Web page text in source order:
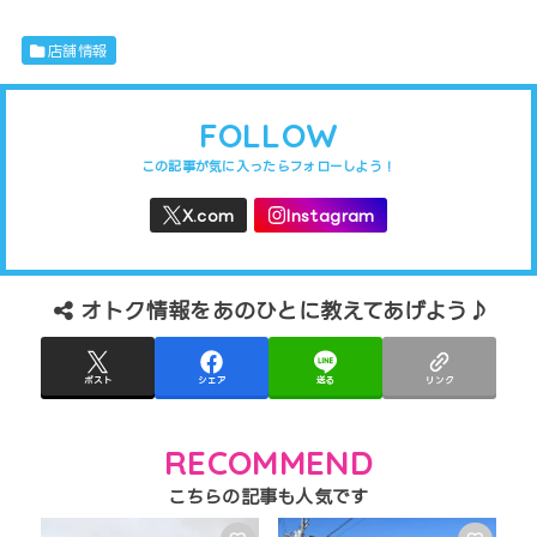
店舗情報
FOLLOW
オトク情報をあのひとに教えてあげよう♪
ポスト シェア 送る リンク
RECOMMEND